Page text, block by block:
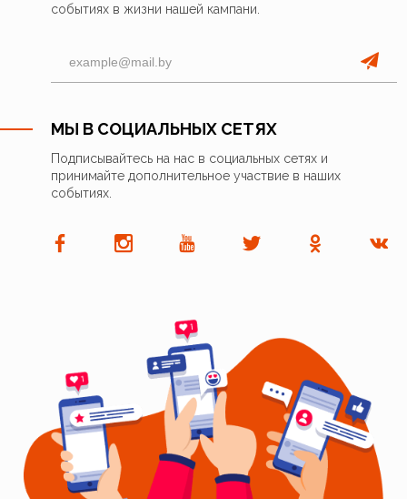
событиях в жизни нашей кампани.
МЫ В СОЦИАЛЬНЫХ СЕТЯХ
Подписывайтесь на нас в социальных сетях и
принимайте дополнительное участвие в наших
событиях.